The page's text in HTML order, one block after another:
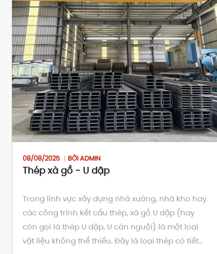
08/08/2025 BỞI ADMIN
Thép xà gồ - U dập
Trong lĩnh vực xây dựng nhà xưởng, nhà kho hay
các công trình kết cấu thép, xà gồ U dập (hay
còn gọi là thép U dập, U cán nguội) là một loại
vật liệu không thể thiếu. Đây là loại thép có tiết